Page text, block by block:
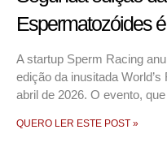
Espermatozóides
A startup Sperm Racing
edição da inusitada
abril de 2026. O evento,
QUERO LER ESTE POST »